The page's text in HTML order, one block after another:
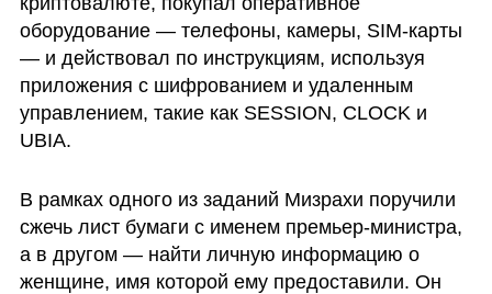
оборудование — телефоны, камеры, SIM-карты
— и действовал по инструкциям, используя
приложения с шифрованием и удаленным
управлением, такие как SESSION, CLOCK и
UBIA.
В рамках одного из заданий Мизрахи поручили
сжечь лист бумаги с именем премьер-министра,
а в другом — найти личную информацию о
женщине, имя которой ему предоставили. Он